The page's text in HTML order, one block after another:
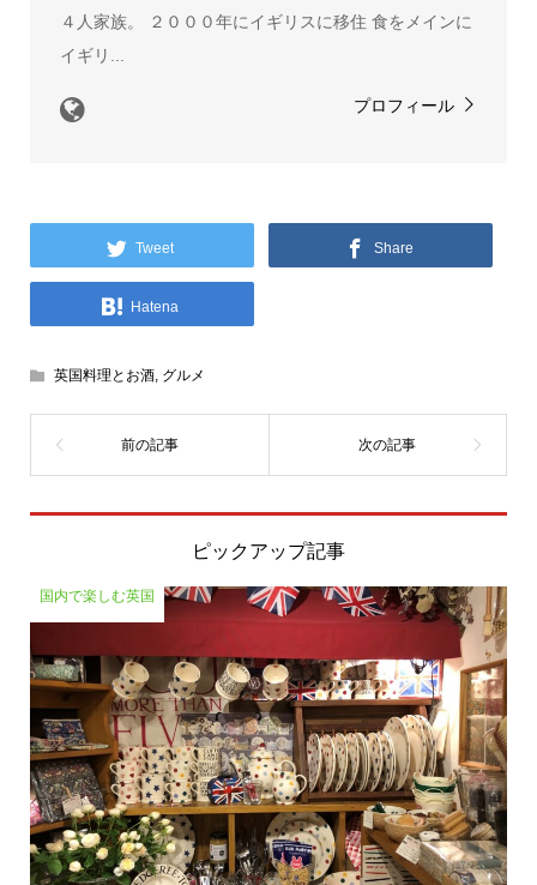
４人家族。 ２０００年にイギリスに移住 食をメインに
イギリ...
プロフィール
Tweet Share
Hatena
英国料理とお酒, グルメ
ピックアップ記事
国内で楽しむ英国